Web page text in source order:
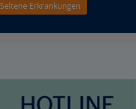
Seltene Erkrankungen